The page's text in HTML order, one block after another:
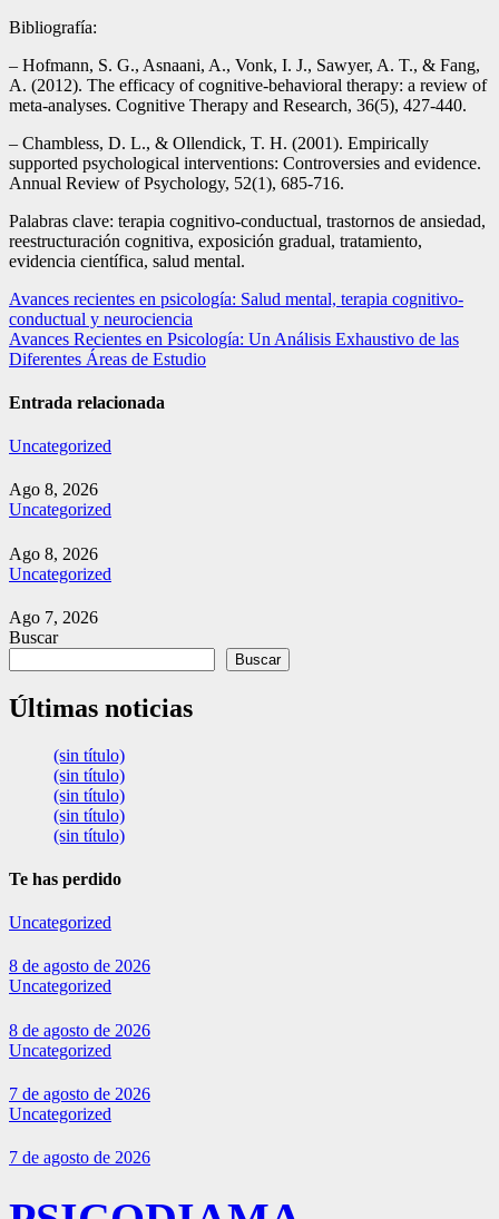
Bibliografía:
– Hofmann, S. G., Asnaani, A., Vonk, I. J., Sawyer, A. T., & Fang,
A. (2012). The efficacy of cognitive-behavioral therapy: a review of
meta-analyses. Cognitive Therapy and Research, 36(5), 427-440.
– Chambless, D. L., & Ollendick, T. H. (2001). Empirically
supported psychological interventions: Controversies and evidence.
Annual Review of Psychology, 52(1), 685-716.
Palabras clave: terapia cognitivo-conductual, trastornos de ansiedad,
reestructuración cognitiva, exposición gradual, tratamiento,
evidencia científica, salud mental.
Navegación
de
entradas
Avances recientes en psicología: Salud mental, terapia cognitivo-
conductual y neurociencia
Avances Recientes en Psicología: Un Análisis Exhaustivo de las
Diferentes Áreas de Estudio
Entrada relacionada
Uncategorized
Ago 8, 2026
Uncategorized
Ago 8, 2026
Uncategorized
Ago 7, 2026
Buscar
Buscar
Últimas noticias
(sin título)
(sin título)
(sin título)
(sin título)
(sin título)
Te has perdido
Uncategorized
8 de agosto de 2026
Uncategorized
8 de agosto de 2026
Uncategorized
7 de agosto de 2026
Uncategorized
7 de agosto de 2026